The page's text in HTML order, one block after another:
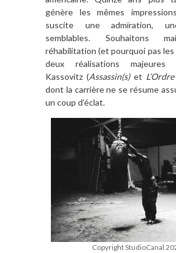
génère les mêmes
suscite une admiration,
semblables. Souhaitons
réhabilitation (et pourquoi pas
deux réalisations majeures
Kassovitz (Assassin(s)et
dont la carrière ne se résume
un coup d’éclat.
Copyright StudioCanal